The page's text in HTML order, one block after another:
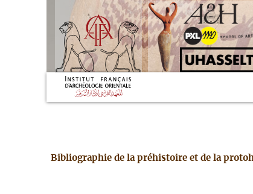
Bibliographie de la préhistoire et de la